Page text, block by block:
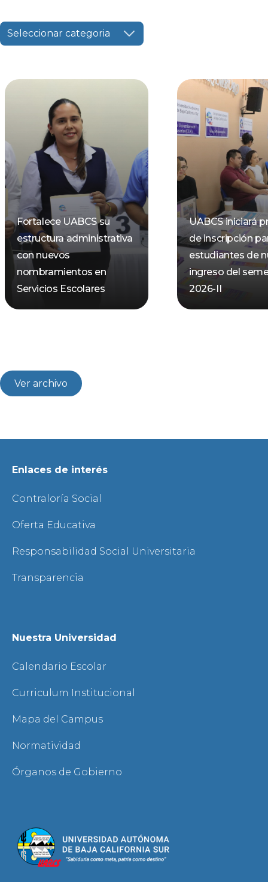
Seleccionar categoria
Fortalece UABCS su
estructura administrativa
con nuevos
nombramientos en
Servicios Escolares
UABCS iniciará
de inscripción
estudiantes de
ingreso del
2026-II
Ver archivo
Enlaces de interés
Contraloría Social
Oferta Educativa
Responsabilidad Social Universitaria
Transparencia
Nuestra Universidad
Calendario Escolar
Curriculum Institucional
Mapa del Campus
Normatividad
Órganos de Gobierno